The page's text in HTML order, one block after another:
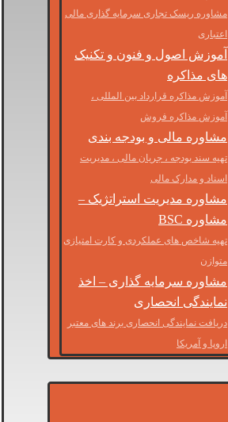
مشاوره ریسک تجاری سرمایه گذاری مالی
اعتباری
آموزش اصول و فنون و تکنیک
های مذاکره
آموزش مذاکره قرارداد بین المللی ،
آموزش مذاکره فروش
مشاوره مالی و بودجه بندی
تهیه سند بودجه ، جریان مالی ، مدیریت
اسناد و مدارک مالی
مشاوره مدیریت استراتژیک –
مشاوره BSC
تهیه شاخص های عملکردی و کارت امتیازی
متوازن
مشاوره سرمایه گذاری – اخذ
نمایندگی انحصاری
دریافت نمایندگی انحصاری برند های معتبر
اروپا و آمریکا